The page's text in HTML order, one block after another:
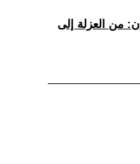
من العزلة إلى